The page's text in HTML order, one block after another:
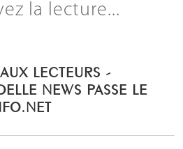
la lecture...
LECTEURS -
NEWS PASSE LE